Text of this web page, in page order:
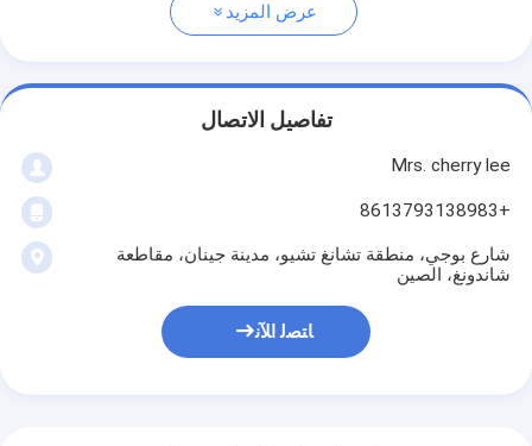
عرض المزيد
تفاصيل الاتصال
Mrs. cherry lee
+8613793138983
شارع بوجي، منطقة تشانغ تشيو، مدينة جينان، مقاطعة
شاندونغ، الصين
ﺎﺘﺼﻟ ﺍﻶﻧ